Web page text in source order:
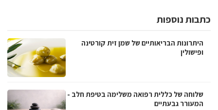
כתבות נוספות
היתרונות הבריאותיים של שמן זית קורטינה
ופישולין
שלוחה של כללית רפואה משלימה בטיפת חלב -
המעורר גבעתיים